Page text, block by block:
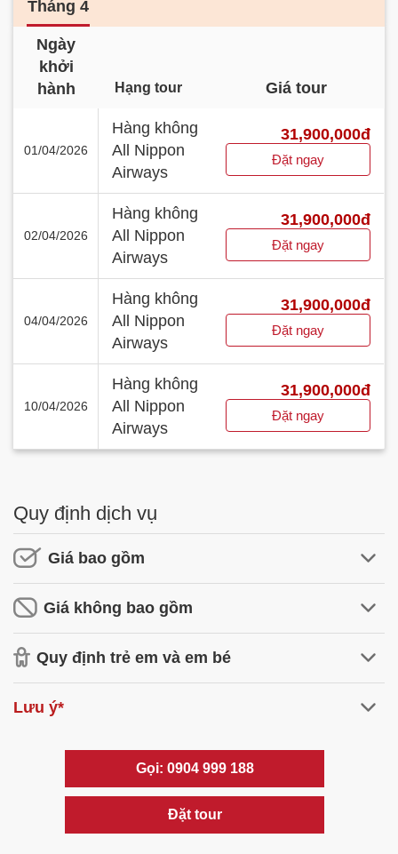
Tháng 4
Ngày
khởi
hành
Hạng tour Giá tour
01/04/2026
Hàng không
All Nippon
Airways
31,900,000đ
Đặt ngay
02/04/2026
Hàng không
All Nippon
Airways
31,900,000đ
Đặt ngay
04/04/2026
Hàng không
All Nippon
Airways
31,900,000đ
Đặt ngay
10/04/2026
Hàng không
All Nippon
Airways
31,900,000đ
Đặt ngay
Quy định dịch vụ
Giá bao gồm
Giá không bao gồm
Quy định trẻ em và em bé
Lưu ý*
Gọi: 0904 999 188
Đặt tour